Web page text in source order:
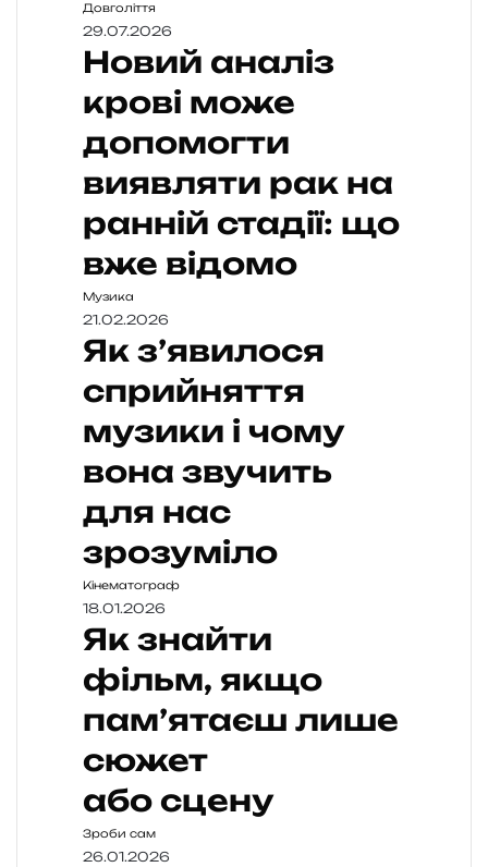
Довголіття
29.07.2026
Новий аналіз
крові може
допомогти
виявляти рак на
ранній стадії: що
вже відомо
Музика
21.02.2026
Як з’явилося
сприйняття
музики і чому
вона звучить
для нас
зрозуміло
Кінематограф
18.01.2026
Як знайти
фільм, якщо
пам’ятаєш лише
сюжет
або сцену
Зроби сам
26.01.2026